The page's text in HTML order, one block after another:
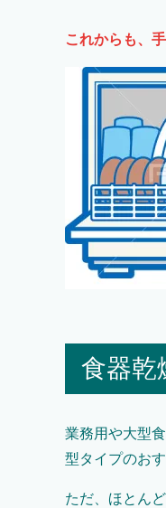
これからも、
食器乾
業務用や大型
型タイプのお
ただ、ほとん